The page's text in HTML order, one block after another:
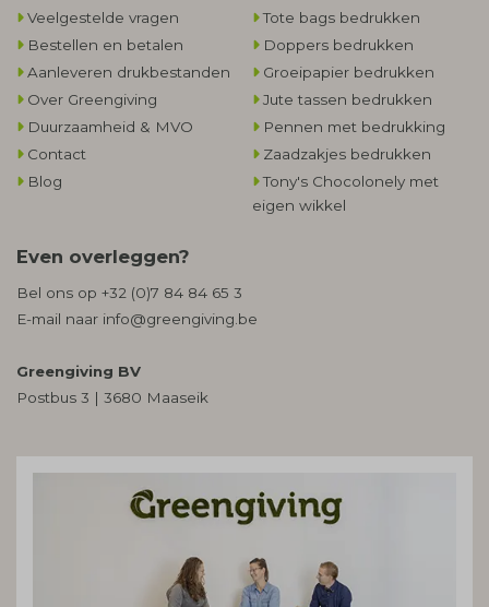
Veelgestelde vragen
Bestellen en betalen
Aanleveren drukbestanden
Over Greengiving
Duurzaamheid & MVO
Contact
Blog
Tote bags bedrukken
Doppers bedrukken
Groeipapier bedrukken
Jute tassen bedrukken
Pennen met bedrukking
Zaadzakjes bedrukken
Tony's Chocolonely met
eigen wikkel
Even overleggen?
Bel ons op +32 (0)7 84 84 65 3
E-mail naar info@greengiving.be
Greengiving BV
Postbus 3 | 3680 Maaseik